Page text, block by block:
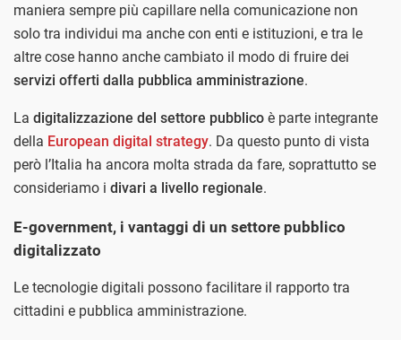
maniera sempre più capillare nella comunicazione non
solo tra individui ma anche con enti e istituzioni, e tra le
altre cose hanno anche cambiato il modo di fruire dei
servizi offerti dalla pubblica amministrazione.
La digitalizzazione del settore pubblico è parte integrante
della European digital strategy. Da questo punto di vista
però l’Italia ha ancora molta strada da fare, soprattutto se
consideriamo i divari a livello regionale.
E-government, i vantaggi di un settore pubblico
digitalizzato
Le tecnologie digitali possono facilitare il rapporto tra
cittadini e pubblica amministrazione.